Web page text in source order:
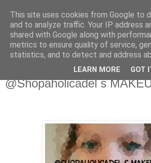
Fakečlánky
Věř všemu co tady vidíš.
pátek 25. listopadu 2022
@Shopaholicadel s
This site uses cookies from Google to
and to analyze traffic. Your IP address
shared with Google along with
metrics to ensure quality of service,
statistics, and to detect and address
LEARN MORE GOT